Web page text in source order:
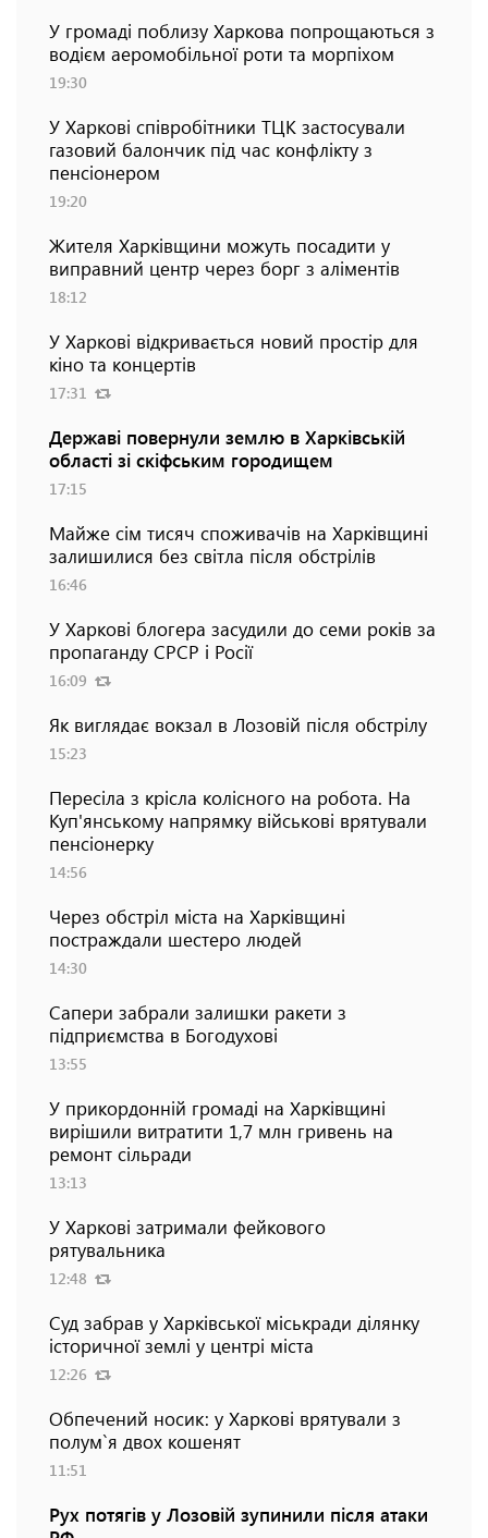
У громаді поблизу Харкова попрощаються з
водієм аеромобільної роти та морпіхом
19:30
У Харкові співробітники ТЦК застосували
газовий балончик під час конфлікту з
пенсіонером
19:20
Жителя Харківщини можуть посадити у
виправний центр через борг з аліментів
18:12
У Харкові відкривається новий простір для
кіно та концертів
17:31
Державі повернули землю в Харківській
області зі скіфським городищем
17:15
Майже сім тисяч споживачів на Харківщині
залишилися без світла після обстрілів
16:46
У Харкові блогера засудили до семи років за
пропаганду СРСР і Росії
16:09
Як виглядає вокзал в Лозовій після обстрілу
15:23
Пересіла з крісла колісного на робота. На
Куп'янському напрямку військові врятували
пенсіонерку
14:56
Через обстріл міста на Харківщині
постраждали шестеро людей
14:30
Сапери забрали залишки ракети з
підприємства в Богодухові
13:55
У прикордонній громаді на Харківщині
вирішили витратити 1,7 млн гривень на
ремонт сільради
13:13
У Харкові затримали фейкового
рятувальника
12:48
Суд забрав у Харківської міськради ділянку
історичної землі у центрі міста
12:26
Обпечений носик: у Харкові врятували з
полум`я двох кошенят
11:51
Рух потягів у Лозовій зупинили після атаки